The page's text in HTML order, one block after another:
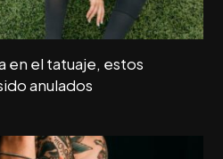
en el tatuaje, estos
anulados